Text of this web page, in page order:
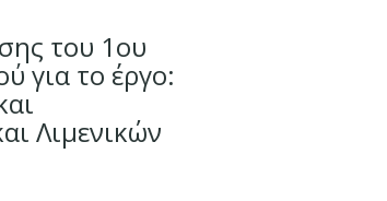
του 1ου
για το έργο:
Λιμενικών